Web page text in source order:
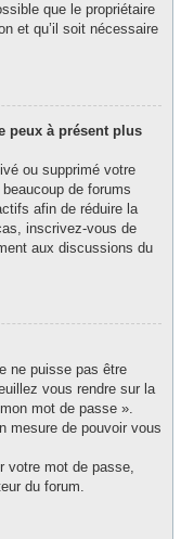
que le propriétaire
et qu’il soit nécessaire
peux à présent plus
ou supprimé votre
de forums
afin de réduire la
inscrivez-vous de
aux discussions du
ne puisse pas être
vous rendre sur la
mot de passe ».
mesure de pouvoir vous
votre mot de passe,
du forum.